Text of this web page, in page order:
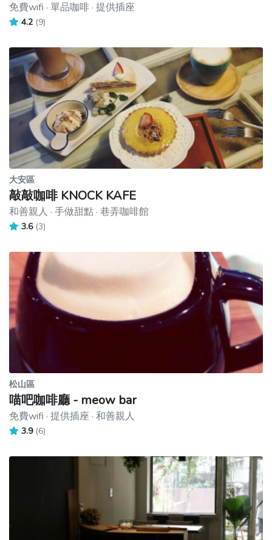
免費wifi · 單品咖啡 · 提供插座
4.2 (9)
大安區
敲敲咖啡 KNOCK KAFE
和善親人 · 手做甜點 · 巷弄咖啡館
3.6 (3)
松山區
喵吧咖啡廳 - meow bar
免費wifi · 提供插座 · 和善親人
3.9 (6)